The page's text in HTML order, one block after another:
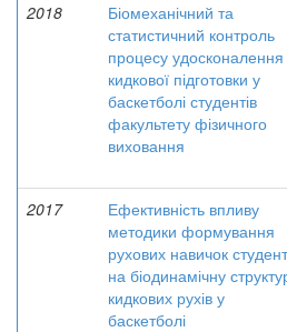
2018
Біомеханічний та
статистичний контроль
процесу удосконалення
кидкової підготовки у
баскетболі студентів
факультету фізичного
виховання
2017
Ефективність впливу
методики формування
рухових навичок
на біодинамічну
кидкових рухів у
баскетболі